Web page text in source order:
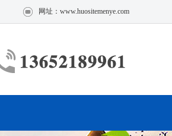
网址：www.huositemenye.com